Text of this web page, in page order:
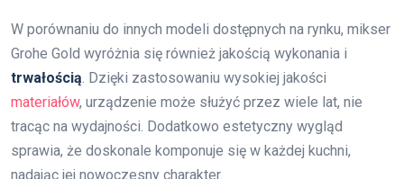
W porównaniu do innych modeli dostępnych na rynku, mikser
Grohe Gold wyróżnia się również jakością wykonania i
trwałością. Dzięki zastosowaniu wysokiej jakości
materiałów, urządzenie może służyć przez wiele lat, nie
tracąc na wydajności. Dodatkowo estetyczny wygląd
sprawia, że doskonale komponuje się w każdej kuchni,
nadając jej nowoczesny charakter.